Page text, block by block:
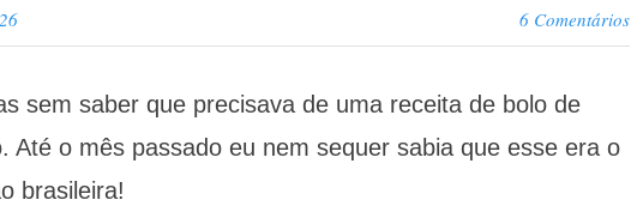
6 Comentários
sem saber que precisava de uma receita de bolo de
Até o mês passado eu nem sequer sabia que esse era o
brasileira!